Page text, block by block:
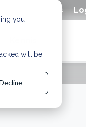
you
will be
Decline
Vacatures